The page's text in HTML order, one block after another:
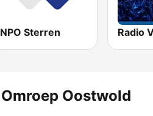
NPO Sterren Radio
Omroep Oostwold